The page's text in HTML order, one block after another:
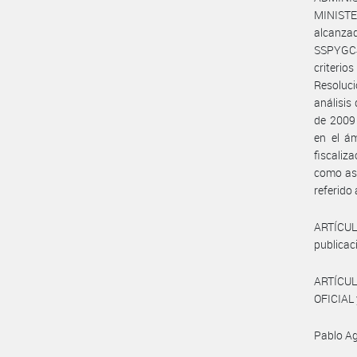
análisis
de 2009
en el
como
referido
Pablo